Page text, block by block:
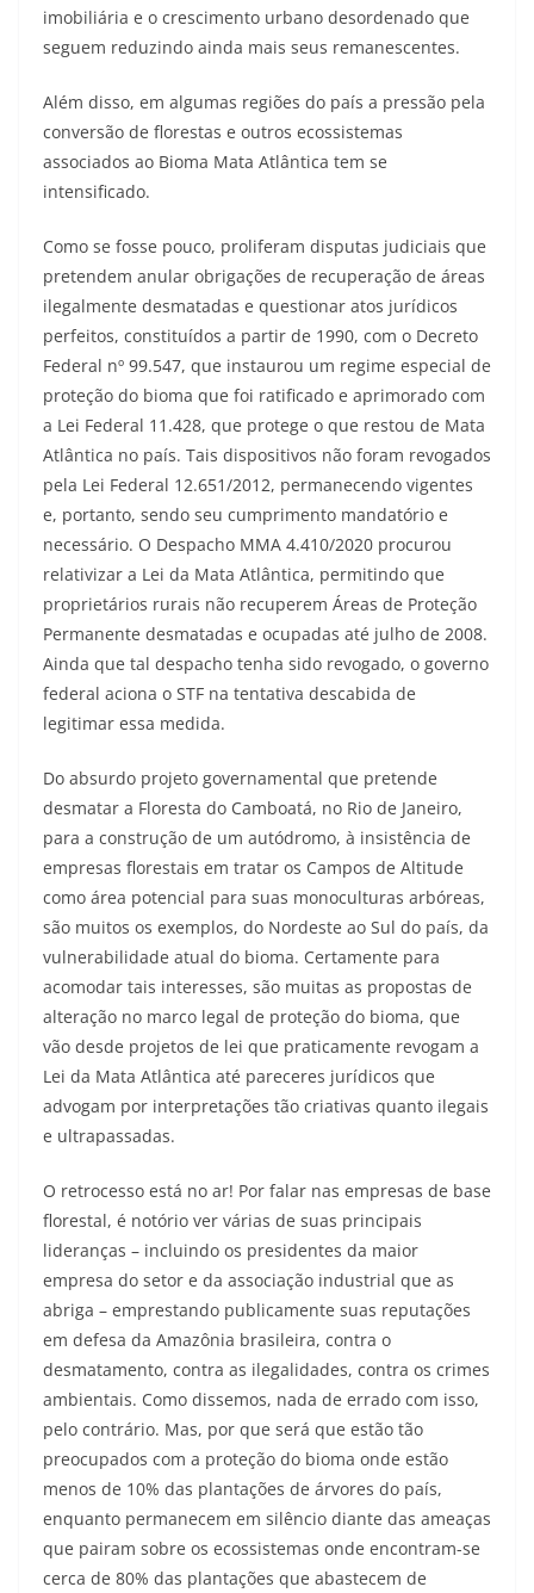
imobiliária e o crescimento urbano desordenado que
seguem reduzindo ainda mais seus remanescentes.
Além disso, em algumas regiões do país a pressão pela
conversão de florestas e outros ecossistemas
associados ao Bioma Mata Atlântica tem se
intensificado.
Como se fosse pouco, proliferam disputas judiciais que
pretendem anular obrigações de recuperação de áreas
ilegalmente desmatadas e questionar atos jurídicos
perfeitos, constituídos a partir de 1990, com o Decreto
Federal nº 99.547, que instaurou um regime especial de
proteção do bioma que foi ratificado e aprimorado com
a Lei Federal 11.428, que protege o que restou de Mata
Atlântica no país. Tais dispositivos não foram revogados
pela Lei Federal 12.651/2012, permanecendo vigentes
e, portanto, sendo seu cumprimento mandatório e
necessário. O Despacho MMA 4.410/2020 procurou
relativizar a Lei da Mata Atlântica, permitindo que
proprietários rurais não recuperem Áreas de Proteção
Permanente desmatadas e ocupadas até julho de 2008.
Ainda que tal despacho tenha sido revogado, o governo
federal aciona o STF na tentativa descabida de
legitimar essa medida.
Do absurdo projeto governamental que pretende
desmatar a Floresta do Camboatá, no Rio de Janeiro,
para a construção de um autódromo, à insistência de
empresas florestais em tratar os Campos de Altitude
como área potencial para suas monoculturas arbóreas,
são muitos os exemplos, do Nordeste ao Sul do país, da
vulnerabilidade atual do bioma. Certamente para
acomodar tais interesses, são muitas as propostas de
alteração no marco legal de proteção do bioma, que
vão desde projetos de lei que praticamente revogam a
Lei da Mata Atlântica até pareceres jurídicos que
advogam por interpretações tão criativas quanto ilegais
e ultrapassadas.
O retrocesso está no ar! Por falar nas empresas de base
florestal, é notório ver várias de suas principais
lideranças – incluindo os presidentes da maior
empresa do setor e da associação industrial que as
abriga – emprestando publicamente suas reputações
em defesa da Amazônia brasileira, contra o
desmatamento, contra as ilegalidades, contra os crimes
ambientais. Como dissemos, nada de errado com isso,
pelo contrário. Mas, por que será que estão tão
preocupados com a proteção do bioma onde estão
menos de 10% das plantações de árvores do país,
enquanto permanecem em silêncio diante das ameaças
que pairam sobre os ecossistemas onde encontram-se
cerca de 80% das plantações que abastecem de